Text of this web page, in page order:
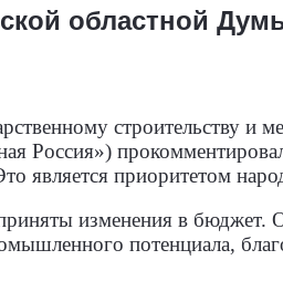
областной
строительству
Россия»)
является приоритетом
изменения в бюджет.
потенциала,